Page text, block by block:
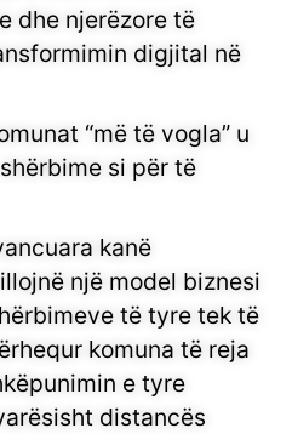
dhe njerëzore të
digjital në
“më të vogla” u
si për të
kanë
një model biznesi
të tyre tek të
komuna të reja
e tyre
distancës